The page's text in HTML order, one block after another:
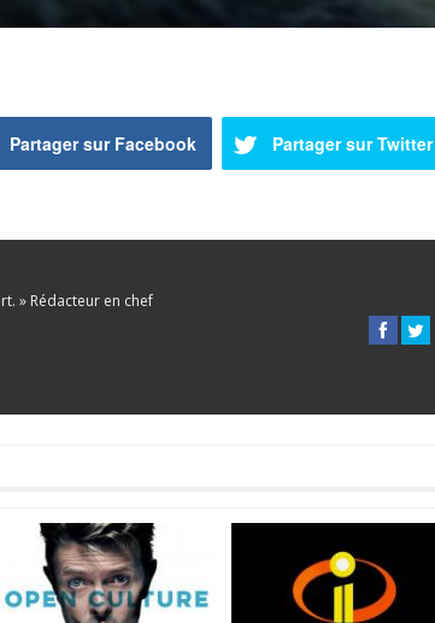
Partager sur Facebook Partager sur Twitter
» Rédacteur en chef